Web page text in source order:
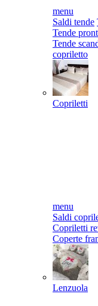
menu
Saldi tende
Tende
Tende
copriletto
Copriletti
menu
Saldi
Copriletti
Coperte
Lenzuola